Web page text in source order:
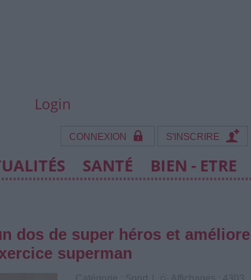
Login
CONNEXION S'INSCRIRE
SANTÉ BIEN - ETRE
dos de super héros et
superman